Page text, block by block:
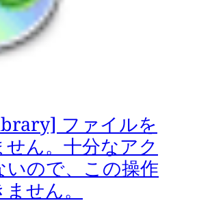
ファイルを
ん。十分なアク
いので、この操作
せん。